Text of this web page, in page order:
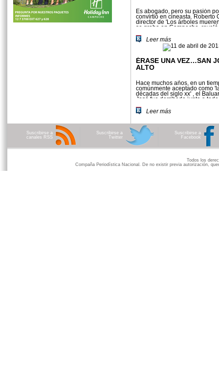
Es abogado, pero su pasión
convirtió en cineasta. Roberto
director de 'Los árboles
se graba en Campeche,
Leer más
ÉRASE UNA VEZ…SAN
ALTO
Hace muchos años, en un
comúnmente aceptado como
décadas del siglo xx' , el
José fue derribado junto a
Leer más
Suscribirse a
canales RSS
Suscribirse a
Twitter
Suscribirse a
Facebook
Todos los
Compaña Periodística Nacional. De no existir previa autorización,